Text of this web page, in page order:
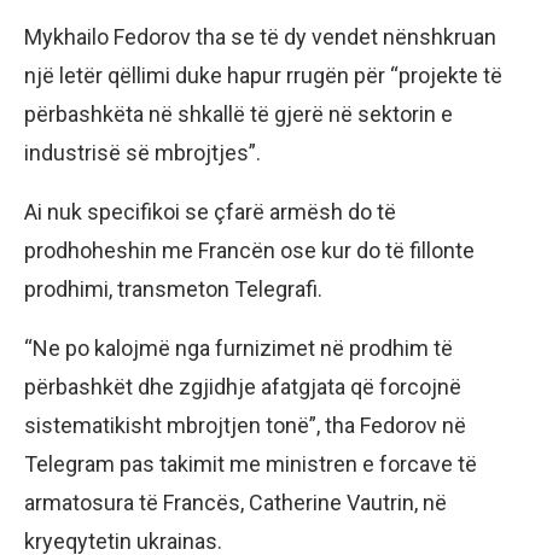
Mykhailo Fedorov tha se të dy vendet nënshkruan
një letër qëllimi duke hapur rrugën për “projekte të
përbashkëta në shkallë të gjerë në sektorin e
industrisë së mbrojtjes”.
Ai nuk specifikoi se çfarë armësh do të
prodhoheshin me Francën ose kur do të fillonte
prodhimi, transmeton Telegrafi.
“Ne po kalojmë nga furnizimet në prodhim të
përbashkët dhe zgjidhje afatgjata që forcojnë
sistematikisht mbrojtjen tonë”, tha Fedorov në
Telegram pas takimit me ministren e forcave të
armatosura të Francës, Catherine Vautrin, në
kryeqytetin ukrainas.